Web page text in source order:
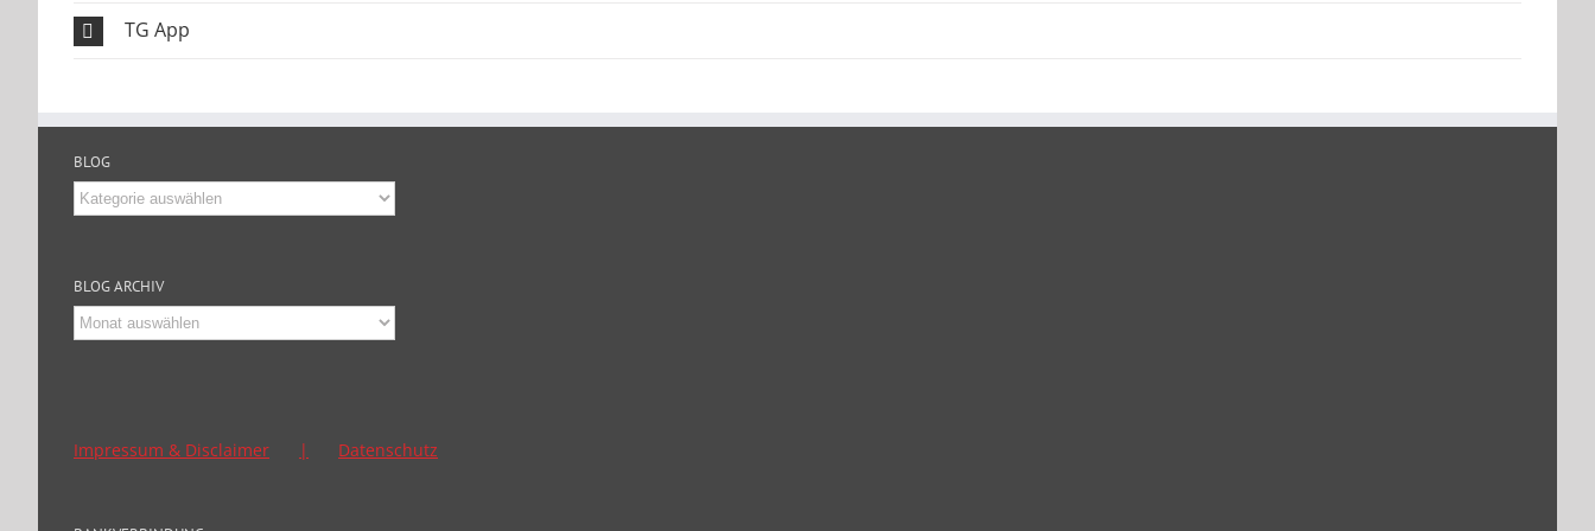
TG App
BLOG
Blog
BLOG ARCHIV
Blog
Archiv
Impressum & Disclaimer Datenschutz